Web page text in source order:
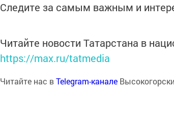
Следите за самым важным и
Читайте новости Татарстана в
https://max.ru/tatmedia
Читайте нас вTelegram-канале